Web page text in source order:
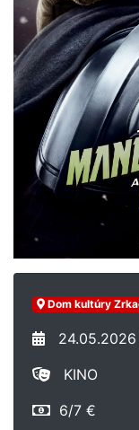
Dom kultúry
24.05.2026
KINO
6/7 €